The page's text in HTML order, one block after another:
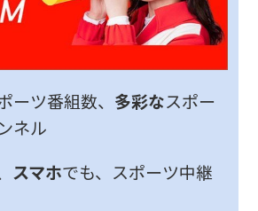
ーツ番組数、 多彩なスポー
ネル
スマホでも、スポーツ中継